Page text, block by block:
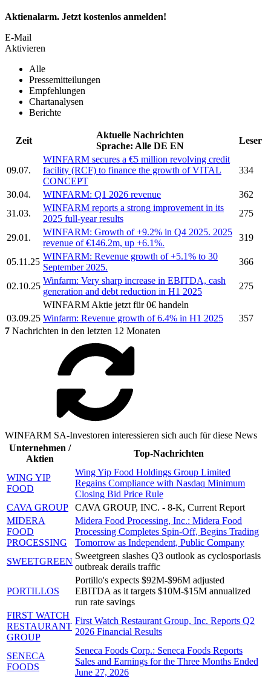
Aktienalarm. Jetzt kostenlos anmelden!
E-Mail
Aktivieren
Alle
Pressemitteilungen
Empfehlungen
Chartanalysen
Berichte
Zeit
Aktuelle Nachrichten
Sprache: Alle DE EN
Leser
09.07.
WINFARM secures a €5 million revolving credit
facility (RCF) to finance the growth of VITAL
CONCEPT
334
30.04. WINFARM: Q1 2026 revenue
362
31.03.
WINFARM reports a strong improvement in its
2025 full-year results
275
29.01.
WINFARM: Growth of +9.2% in Q4 2025. 2025
revenue of €146.2m, up +6.1%.
319
05.11.25
WINFARM: Revenue growth of +5.1% to 30
September 2025.
366
02.10.25
Winfarm: Very sharp increase in EBITDA, cash
generation and debt reduction in H1 2025
275
WINFARM Aktie jetzt für 0€ handeln
03.09.25 Winfarm: Revenue growth of 6.4% in H1 2025
357
7 Nachrichten in den letzten 12 Monaten
WINFARM SA-Investoren interessieren sich auch für diese News
Unternehmen /
Aktien
Top-Nachrichten
WING YIP
FOOD
Wing Yip Food Holdings Group Limited
Regains Compliance with Nasdaq Minimum
Closing Bid Price Rule
CAVA GROUP
CAVA GROUP, INC. - 8-K, Current Report
MIDERA
FOOD
PROCESSING
Midera Food Processing, Inc.: Midera Food
Processing Completes Spin-Off, Begins Trading
Tomorrow as Independent, Public Company
SWEETGREEN
Sweetgreen slashes Q3 outlook as cyclosporiasis
outbreak derails traffic
PORTILLOS
Portillo's expects $92M-$96M adjusted
EBITDA as it targets $10M-$15M annualized
run rate savings
FIRST WATCH
RESTAURANT
GROUP
First Watch Restaurant Group, Inc. Reports Q2
2026 Financial Results
SENECA
FOODS
Seneca Foods Corp.: Seneca Foods Reports
Sales and Earnings for the Three Months Ended
June 27, 2026